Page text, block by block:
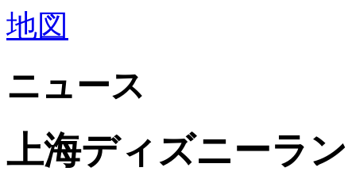
ニュース
上海ディズニーラ